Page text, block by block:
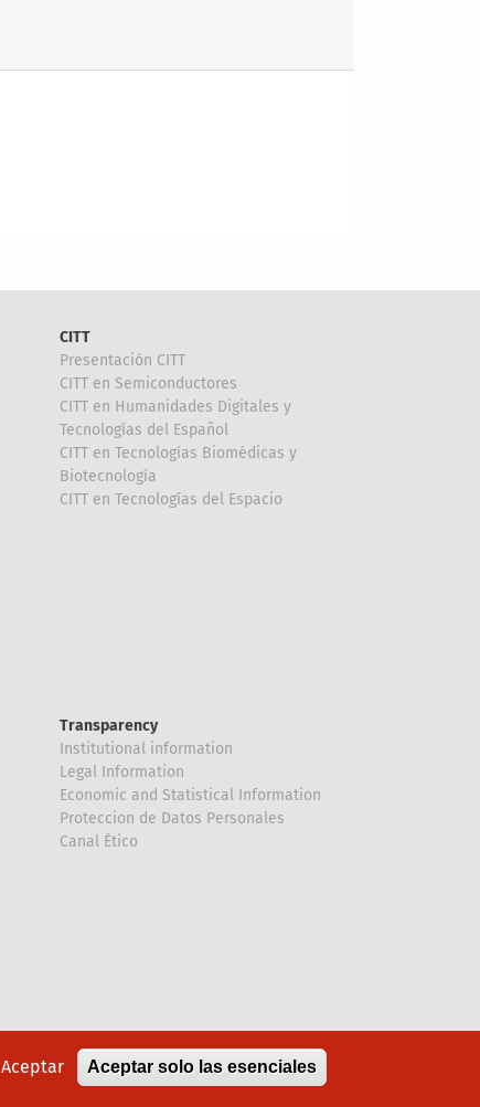
CITT
Presentación CITT
CITT en Semiconductores
CITT en Humanidades Digitales y
Tecnologías del Español
CITT en Tecnologías Biomédicas y
Biotecnología
CITT en Tecnologías del Espacio
Transparency
Institutional information
Legal Information
Economic and Statistical Information
Proteccion de Datos Personales
Canal Ético
Aceptar Aceptar solo las esenciales